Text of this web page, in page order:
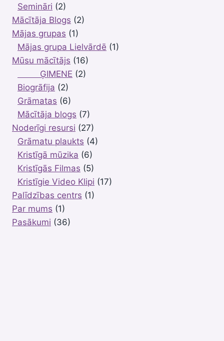
Semināri (2)
Mācītāja Blogs (2)
Mājas grupas (1)
Mājas grupa Lielvārdē (1)
Mūsu mācītājs (16)
ĢIMENE (2)
Biogrāfija (2)
Grāmatas (6)
Mācītāja blogs (7)
Noderīgi resursi (27)
Grāmatu plaukts (4)
Kristīgā mūzika (6)
Kristīgās Filmas (5)
Kristīgie Video Klipi (17)
Palīdzības centrs (1)
Par mums (1)
Pasākumi (36)